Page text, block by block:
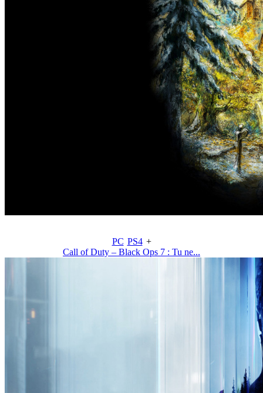
PC PS4 +
Call of Duty – Black Ops 7 : Tu ne...